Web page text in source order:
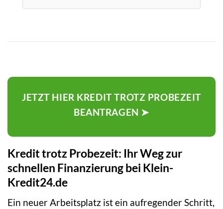
JETZT HIER KREDIT TROTZ PROBEZEIT
BEANTRAGEN ➤
Kredit trotz Probezeit: Ihr Weg zur
schnellen Finanzierung bei Klein-
Kredit24.de
Ein neuer Arbeitsplatz ist ein aufregender Schritt,